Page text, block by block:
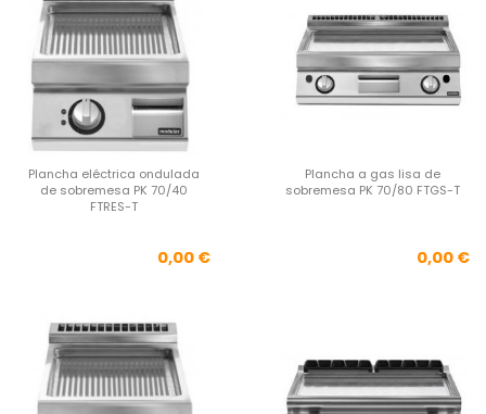
Plancha eléctrica ondulada
de sobremesa PK 70/40
FTRES-T
Precio
0,00 €
Plancha a gas lisa de
sobremesa PK 70/80 FTGS-T
0,00 €